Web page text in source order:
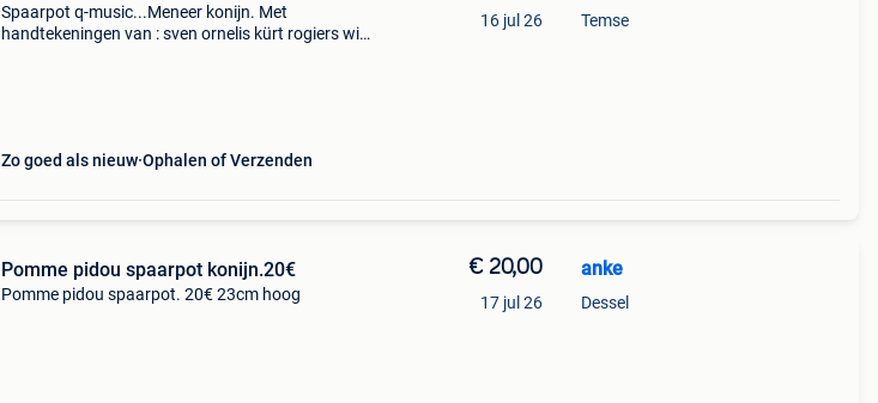
Spaarpot q-music...Meneer konijn. Met
handtekeningen van : sven ornelis kürt rogiers wim
Zo goed als nieuw Ophalen of Verzenden
16 jul 26 Temse
Pomme pidou spaarpot konijn.20€
Pomme pidou spaarpot. 20€ 23cm hoog
€ 20,00
17 jul 26
anke
Dessel